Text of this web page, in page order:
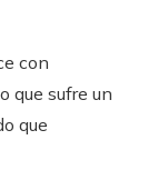
con
que sufre un
que